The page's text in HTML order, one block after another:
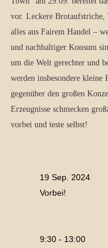
vor. Leckere Brotaufstriche,
alles aus Fairem Handel –
und nachhaltiger Konsum
um die Welt gerechter und
werden insbesondere kleine
gegenüber den großen
Erzeugnisse schmecken
vorbei und teste selbst!
19 Sep. 2024
Vorbei!
9:30 - 13:00